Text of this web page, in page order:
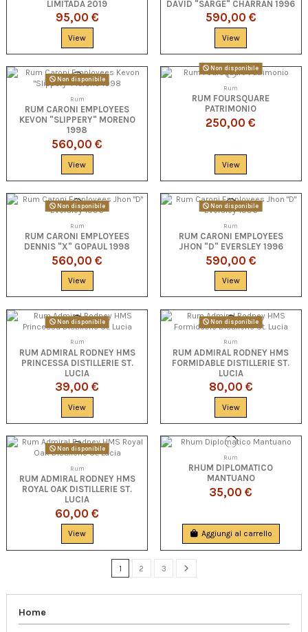
LIMITADA 2019
95,00 €
View
DAVID "SARGE" CHARRAN 1996
590,00 €
View
Non disponibile
Rum
RUM CARONI EMPLOYEES
KEVON "SLIPPERY" MORENO
1998
560,00 €
View
Non disponibile
Rum
RUM FOURSQUARE
PATRIMONIO
250,00 €
View
Non disponibile
Rum
RUM CARONI EMPLOYEES
DENNIS "X" GOPAUL 1998
560,00 €
View
Non disponibile
Rum
RUM CARONI EMPLOYEES
JHON "D" EVERSLEY 1996
590,00 €
View
Non disponibile
Rum
RUM ADMIRAL RODNEY HMS
PRINCESSA DISTILLERIE ST.
LUCIA
39,00 €
View
Non disponibile
Rum
RUM ADMIRAL RODNEY HMS
FORMIDABLE DISTILLERIE ST.
LUCIA
80,00 €
View
Non disponibile
Rum
RUM ADMIRAL RODNEY HMS
ROYAL OAK DISTILLERIE ST.
LUCIA
60,00 €
View
Rum
RHUM DIPLOMATICO
MANTUANO
35,00 €
Aggiungi al carrello
1 2 3
Home